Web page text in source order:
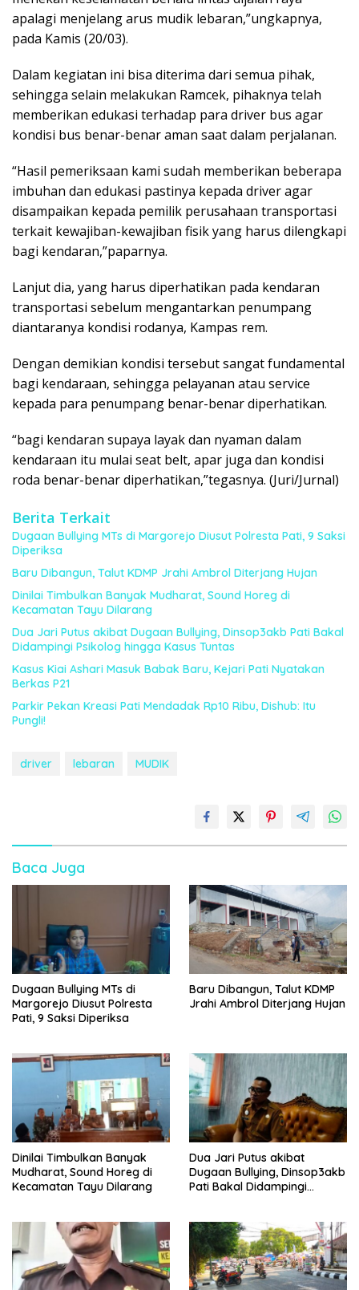
apalagi menjelang arus mudik lebaran,”ungkapnya,
pada Kamis (20/03).
Dalam kegiatan ini bisa diterima dari semua pihak,
sehingga selain melakukan Ramcek, pihaknya telah
memberikan edukasi terhadap para driver bus agar
kondisi bus benar-benar aman saat dalam perjalanan.
“Hasil pemeriksaan kami sudah memberikan beberapa
imbuhan dan edukasi pastinya kepada driver agar
disampaikan kepada pemilik perusahaan transportasi
terkait kewajiban-kewajiban fisik yang harus dilengkapi
bagi kendaran,”paparnya.
Lanjut dia, yang harus diperhatikan pada kendaran
transportasi sebelum mengantarkan penumpang
diantaranya kondisi rodanya, Kampas rem.
Dengan demikian kondisi tersebut sangat fundamental
bagi kendaraan, sehingga pelayanan atau service
kepada para penumpang benar-benar diperhatikan.
“bagi kendaran supaya layak dan nyaman dalam
kendaraan itu mulai seat belt, apar juga dan kondisi
roda benar-benar diperhatikan,”tegasnya. (Juri/Jurnal)
Berita Terkait
Dugaan Bullying MTs di Margorejo Diusut Polresta Pati, 9 Saksi
Diperiksa
Baru Dibangun, Talut KDMP Jrahi Ambrol Diterjang Hujan
Dinilai Timbulkan Banyak Mudharat, Sound Horeg di
Kecamatan Tayu Dilarang
Dua Jari Putus akibat Dugaan Bullying, Dinsop3akb Pati Bakal
Didampingi Psikolog hingga Kasus Tuntas
Kasus Kiai Ashari Masuk Babak Baru, Kejari Pati Nyatakan
Berkas P21
Parkir Pekan Kreasi Pati Mendadak Rp10 Ribu, Dishub: Itu
Pungli!
driver lebaran MUDIK
Baca Juga
Dugaan Bullying MTs di
Margorejo Diusut Polresta
Pati, 9 Saksi Diperiksa
Baru Dibangun, Talut KDMP
Jrahi Ambrol Diterjang Hujan
Dinilai Timbulkan Banyak
Mudharat, Sound Horeg di
Kecamatan Tayu Dilarang
Dua Jari Putus akibat
Dugaan Bullying, Dinsop3akb
Pati Bakal Didampingi